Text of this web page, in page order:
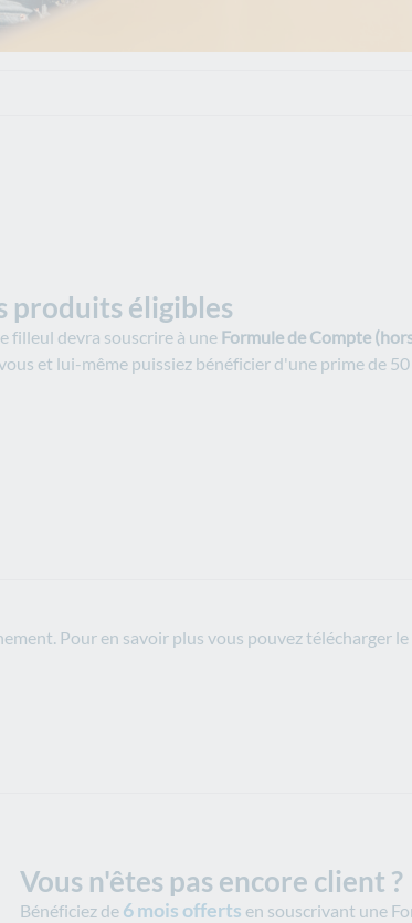
produits éligibles
filleul devra souscrire à une Formule de Compte
et lui-même puissiez bénéficier d'une prime de 50
Pour en savoir plus vous pouvez télécharger
Vous n'êtes pas encore client ?
Bénéficiez de 6 mois offerts en souscrivant une